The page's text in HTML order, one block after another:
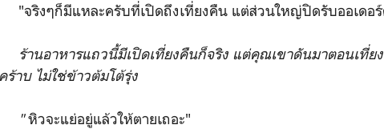
"จริงๆก็มีแหละครับที่เปิดถึงเที่ยงคืน แต่ส่วนใหญ่ปิดรับออเดอ
ร้านอาหารแถวนี้มีเปิดเที่ยงคืนก็จริง แต่คุณเขาดันมาตอนเที่ย
คร้าบ ไม่ใช่ข้าวต้มโต้รุ่ง
"หิวจะแย่อยู่แล้วให้ตายเถอะ"